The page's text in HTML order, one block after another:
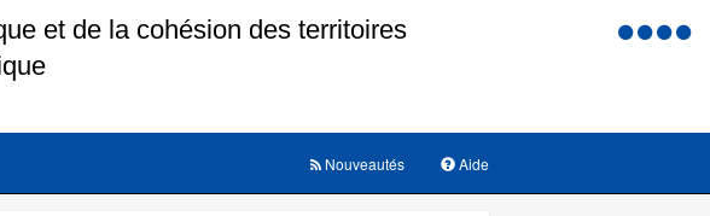
Menu
Aide
Nouveautés